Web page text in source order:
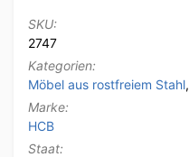
SKU:
2747
Kategorien:
Möbel aus rostfreiem Stahl,
Marke:
HCB
Staat: